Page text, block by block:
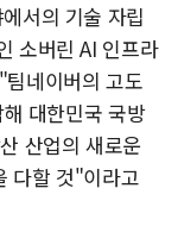
서의 기술 자립
소버린 AI 인프라
네이버의 고도
대한민국 국방
산업의 새로운
다할 것"이라고